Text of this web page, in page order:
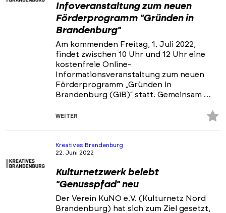
Infoveranstaltung zum neuen
Förderprogramm "Gründen in
Brandenburg"
Am kommenden Freitag, 1. Juli 2022,
findet zwischen 10 Uhr und 12 Uhr eine
kostenfreie Online-
Informationsveranstaltung zum neuen
Förderprogramm „Gründen in
Brandenburg (GiB)“ statt. Gemeinsam …
WEITER
Kreatives Brandenburg
22. Juni 2022
Kulturnetzwerk belebt
"Genusspfad" neu
Der Verein KuNO e.V. (Kulturnetz Nord
Brandenburg) hat sich zum Ziel gesetzt,